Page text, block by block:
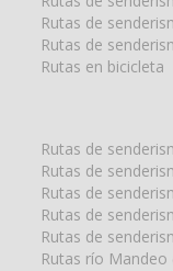
Rutas de
Rutas de
Rutas en bicicleta
Rutas de
Rutas de
Rutas de
Rutas de
Rutas de
Rutas río Mandeo